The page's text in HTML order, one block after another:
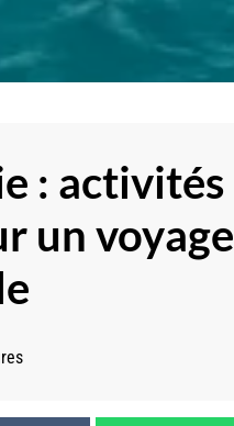
: activités
un voyage